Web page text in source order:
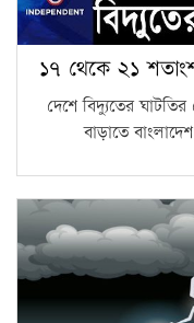
১৭ থেকে ২১
দেশে বিদ্যুতের
বাড়াতে